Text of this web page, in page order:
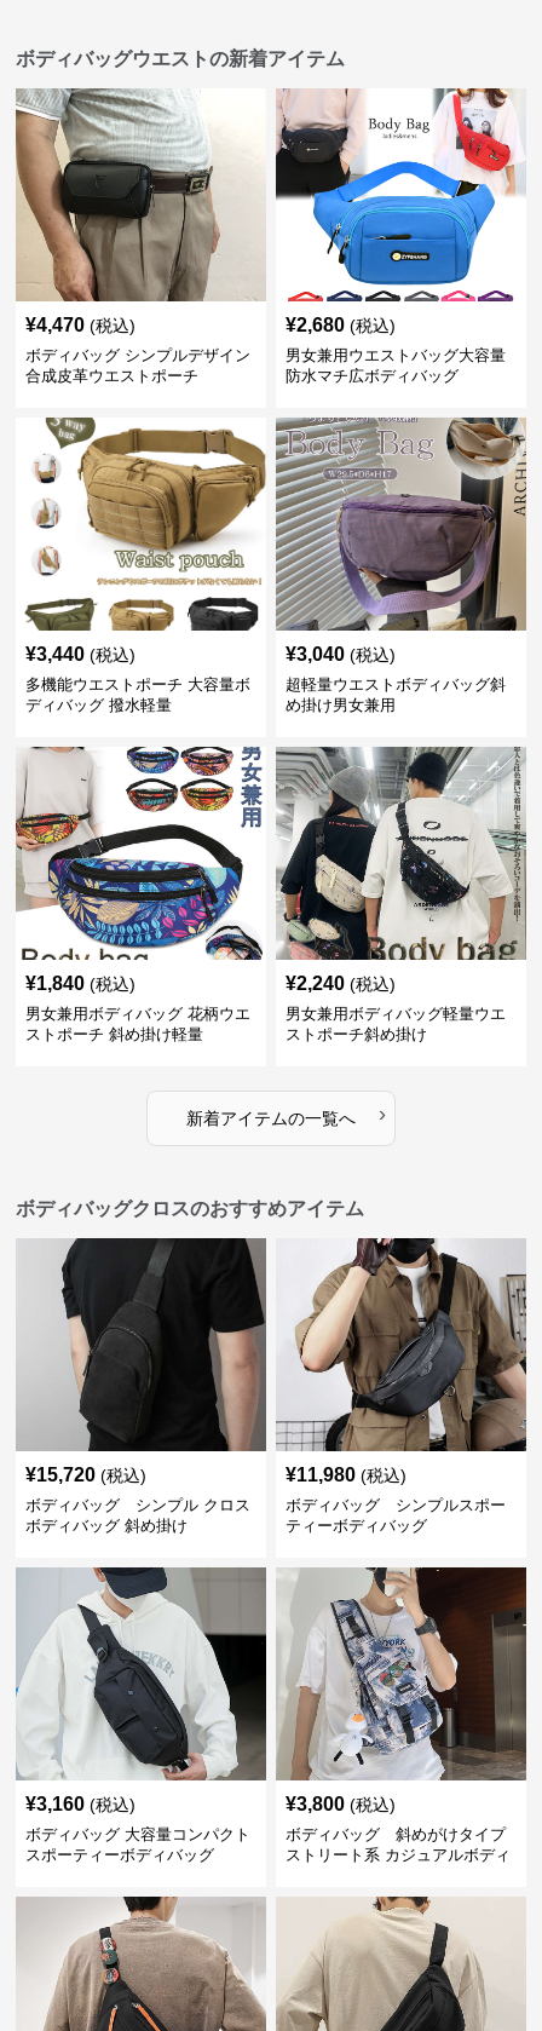
ボディバッグウエストの新着アイテム
¥4,470 (税込)
ボディバッグ シンプルデザイン
合成皮革ウエストポーチ
¥2,680 (税込)
男女兼用ウエストバッグ大容量
防水マチ広ボディバッグ
¥3,440 (税込)
多機能ウエストポーチ 大容量ボ
ディバッグ 撥水軽量
¥3,040 (税込)
超軽量ウエストボディバッグ斜
め掛け男女兼用
¥1,840 (税込)
男女兼用ボディバッグ 花柄ウエ
ストポーチ 斜め掛け軽量
¥2,240 (税込)
男女兼用ボディバッグ軽量ウエ
ストポーチ斜め掛け
新着アイテムの一覧へ ›
ボディバッグクロスのおすすめアイテム
¥15,720 (税込)
ボディバッグ シンプル クロス
ボディバッグ 斜め掛け
¥11,980 (税込)
ボディバッグ シンプルスポー
ティーボディバッグ
¥3,160 (税込)
ボディバッグ 大容量コンパクト
スポーティーボディバッグ
¥3,800 (税込)
ボディバッグ 斜めがけタイプ
ストリート系 カジュアルボディ